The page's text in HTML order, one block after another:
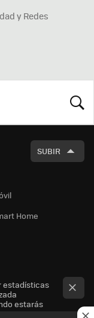
y Redes
SUBIR
Home
estadísticas
estarás